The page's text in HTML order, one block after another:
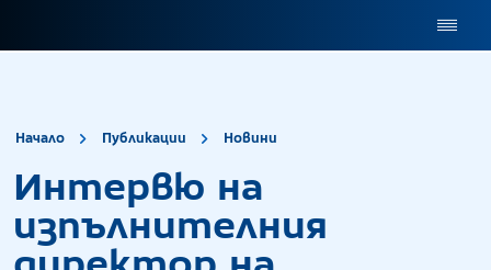
Начало Публикации Новини
Интервю на
изпълнителния